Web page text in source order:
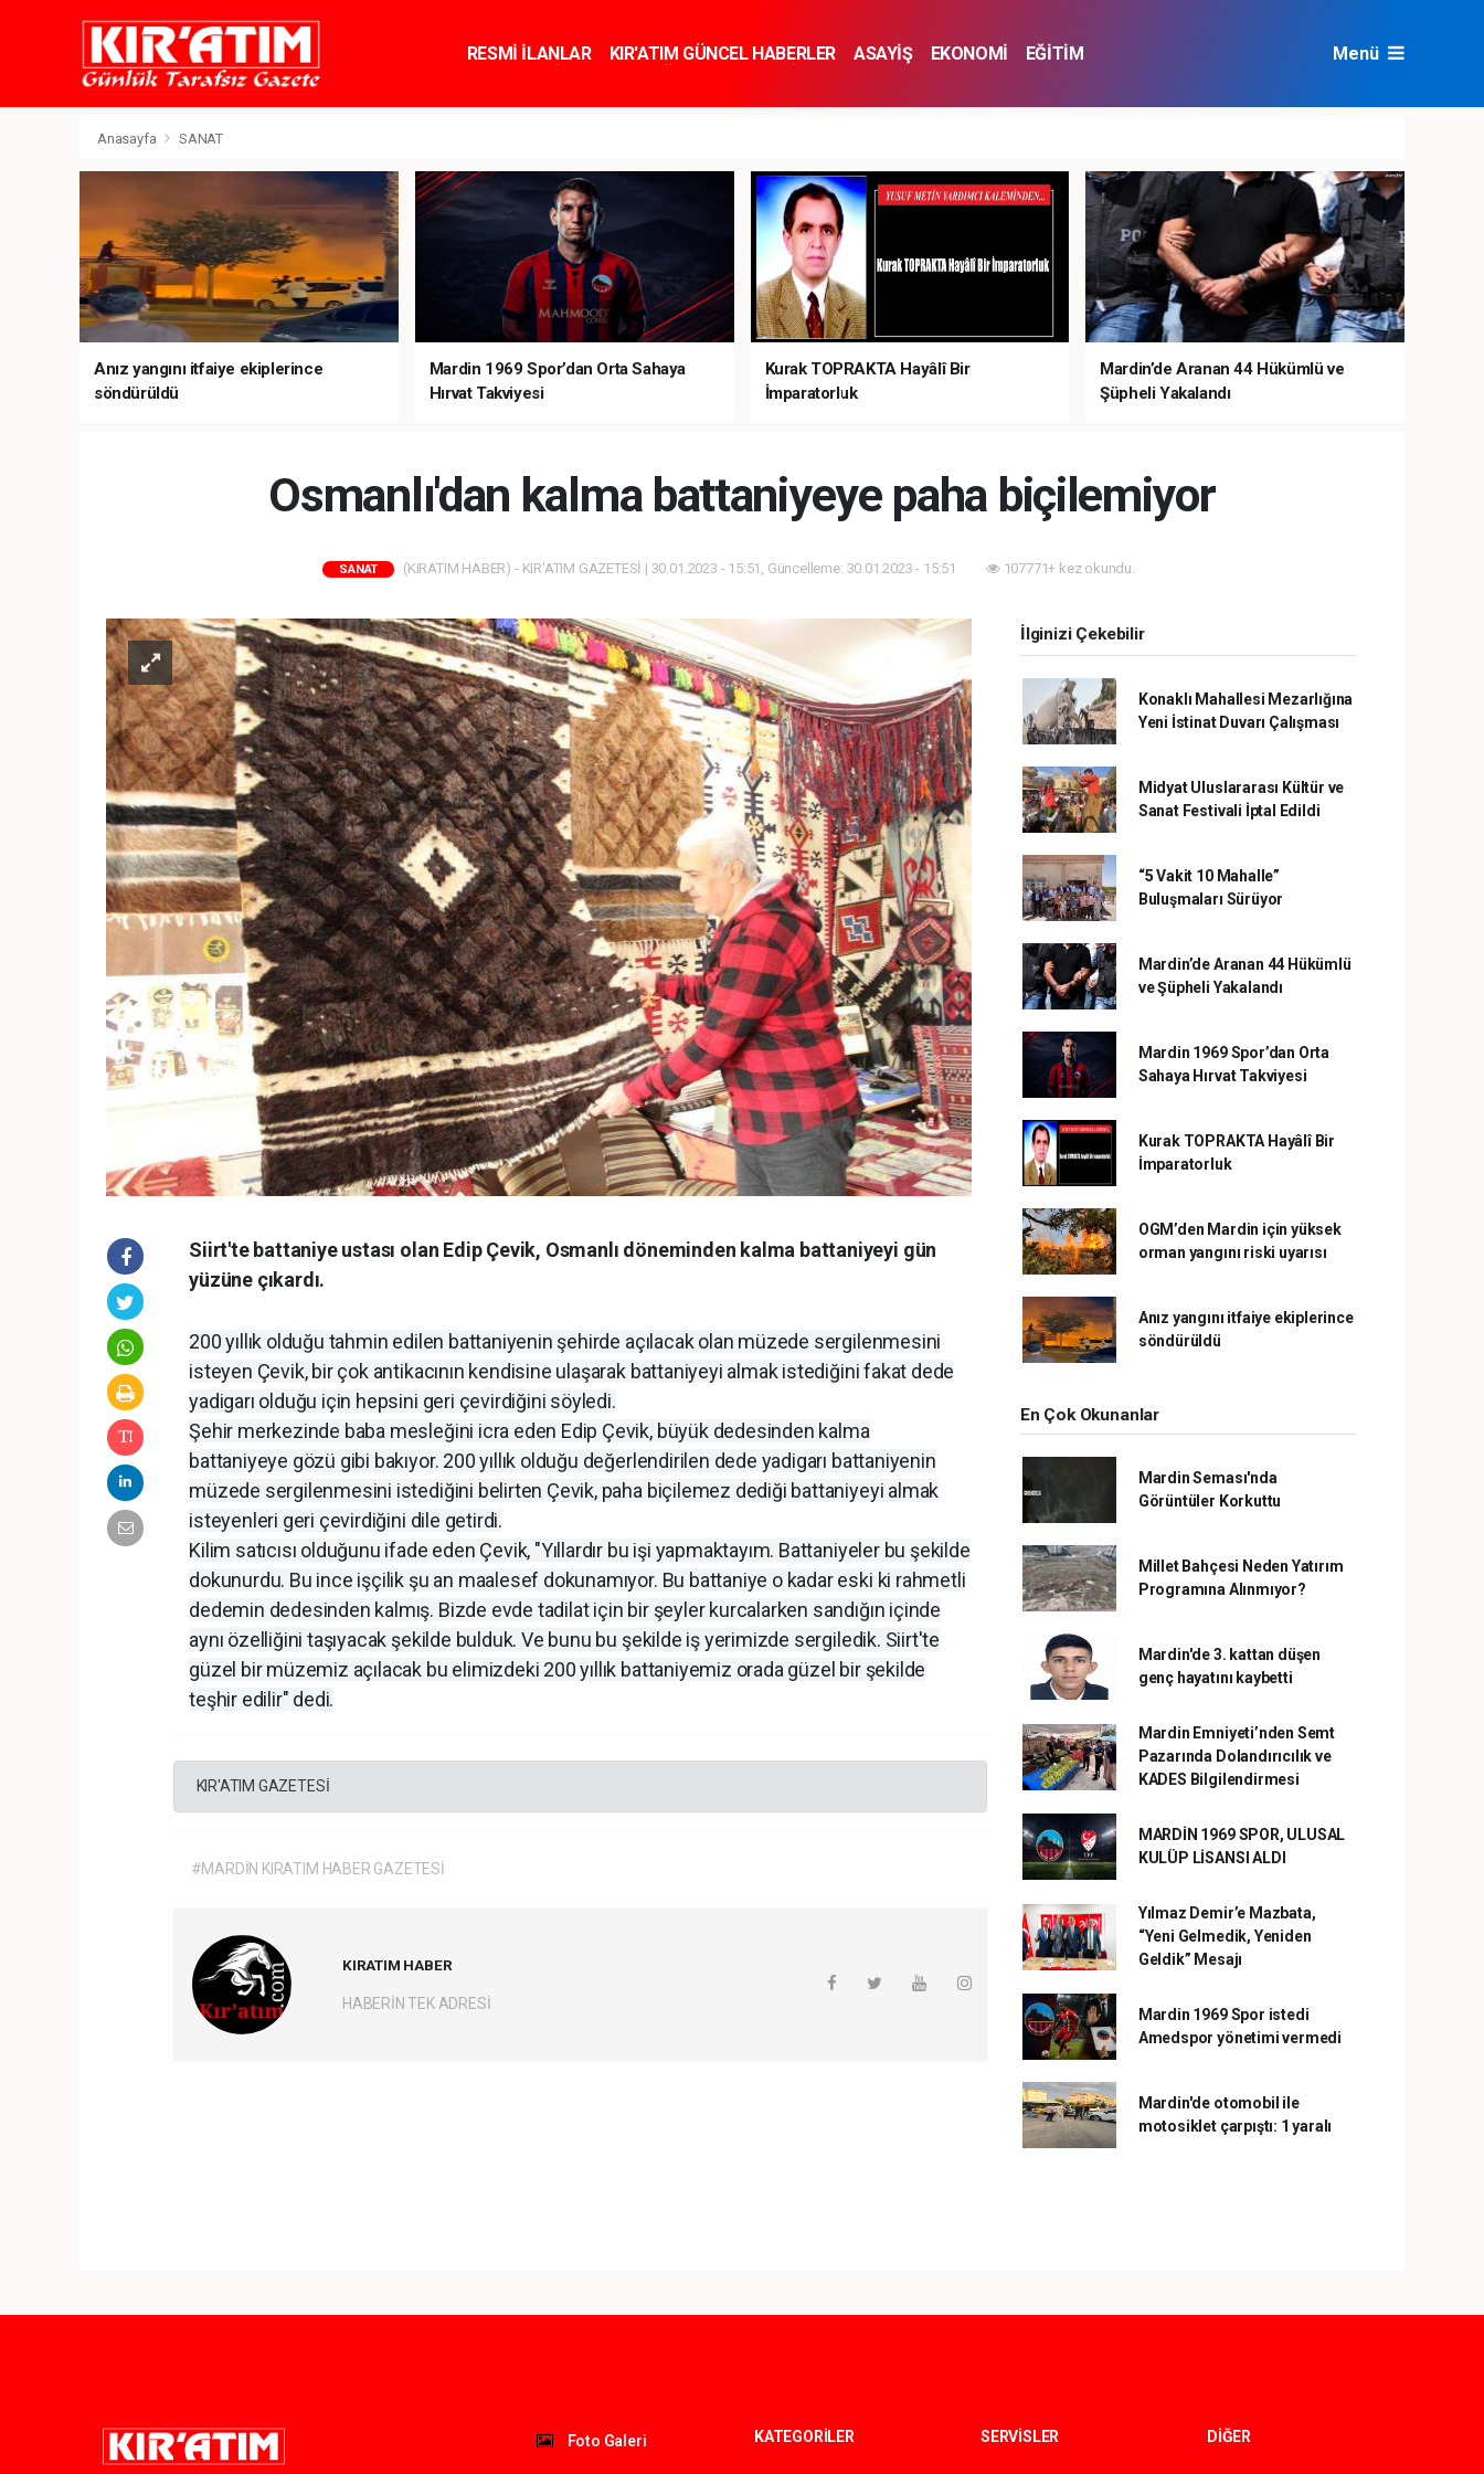
RESMİ İLANLAR KIR'ATIM GÜNCEL HABERLER ASAYİŞ EKONOMİ
EĞİTİM
Menü
Anasayfa SANAT
Anız yangını itfaiye ekiplerince
söndürüldü
Mardin 1969 Spor’dan Orta Sahaya
Hırvat Takviyesi
Kurak TOPRAKTA Hayâlî Bir
İmparatorluk
Mardin’de Aranan 44 Hükümlü ve
Şüpheli Yakalandı
Osmanlı'dan kalma battaniyeye paha biçilemiyor
SANAT (KIRATIM HABER) - KIR'ATIM GAZETESİ | 30.01.2023 - 15:51, Güncelleme: 30.01.2023 - 15:51 107771+ kez okundu.
Siirt'te battaniye ustası olan Edip Çevik, Osmanlı döneminden kalma battaniyeyi gün
yüzüne çıkardı.
200 yıllık olduğu tahmin edilen battaniyenin şehirde açılacak olan müzede sergilenmesini
isteyen Çevik, bir çok antikacının kendisine ulaşarak battaniyeyi almak istediğini fakat dede
yadigarı olduğu için hepsini geri çevirdiğini söyledi.
Şehir merkezinde baba mesleğini icra eden Edip Çevik, büyük dedesinden kalma
battaniyeye gözü gibi bakıyor. 200 yıllık olduğu değerlendirilen dede yadigarı battaniyenin
müzede sergilenmesini istediğini belirten Çevik, paha biçilemez dediği battaniyeyi almak
isteyenleri geri çevirdiğini dile getirdi.
Kilim satıcısı olduğunu ifade eden Çevik, "Yıllardır bu işi yapmaktayım. Battaniyeler bu şekilde
dokunurdu. Bu ince işçilik şu an maalesef dokunamıyor. Bu battaniye o kadar eski ki rahmetli
dedemin dedesinden kalmış. Bizde evde tadilat için bir şeyler kurcalarken sandığın içinde
aynı özelliğini taşıyacak şekilde bulduk. Ve bunu bu şekilde iş yerimizde sergiledik. Siirt'te
güzel bir müzemiz açılacak bu elimizdeki 200 yıllık battaniyemiz orada güzel bir şekilde
teşhir edilir" dedi.
KIR'ATIM GAZETESİ
#MARDİN KIRATIM HABER GAZETESİ
KIRATIM HABER
HABERİN TEK ADRESİ
İlginizi Çekebilir
Konaklı Mahallesi Mezarlığına
Yeni İstinat Duvarı Çalışması
Midyat Uluslararası Kültür ve
Sanat Festivali İptal Edildi
“5 Vakit 10 Mahalle”
Buluşmaları Sürüyor
Mardin’de Aranan 44 Hükümlü
ve Şüpheli Yakalandı
Mardin 1969 Spor’dan Orta
Sahaya Hırvat Takviyesi
Kurak TOPRAKTA Hayâlî Bir
İmparatorluk
OGM’den Mardin için yüksek
orman yangını riski uyarısı
Anız yangını itfaiye ekiplerince
söndürüldü
En Çok Okunanlar
Mardin Seması'nda
Görüntüler Korkuttu
Millet Bahçesi Neden Yatırım
Programına Alınmıyor?
Mardin'de 3. kattan düşen
genç hayatını kaybetti
Mardin Emniyeti’nden Semt
Pazarında Dolandırıcılık ve
KADES Bilgilendirmesi
MARDİN 1969 SPOR, ULUSAL
KULÜP LİSANSI ALDI
Yılmaz Demir’e Mazbata,
“Yeni Gelmedik, Yeniden
Geldik” Mesajı
Mardin 1969 Spor istedi
Amedspor yönetimi vermedi
Mardin'de otomobil ile
motosiklet çarpıştı: 1 yaralı
Foto Galeri KATEGORİLER SERVİSLER DİĞER